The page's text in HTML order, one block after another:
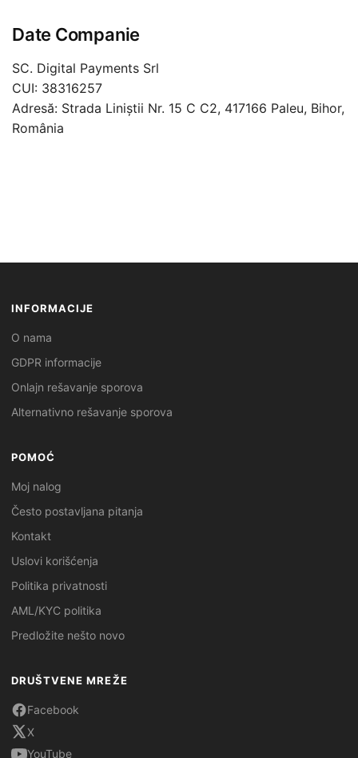
Date Companie
SC. Digital Payments Srl
CUI: 38316257
Adresă: Strada Liniștii Nr. 15 C C2, 417166 Paleu, Bihor,
România
INFORMACIJE
O nama
GDPR informacije
Onlajn rešavanje sporova
Alternativno rešavanje sporova
POMOĆ
Moj nalog
Često postavljana pitanja
Kontakt
Uslovi korišćenja
Politika privatnosti
AML/KYC politika
Predložite nešto novo
DRUŠTVENE MREŽE
Facebook
X
YouTube